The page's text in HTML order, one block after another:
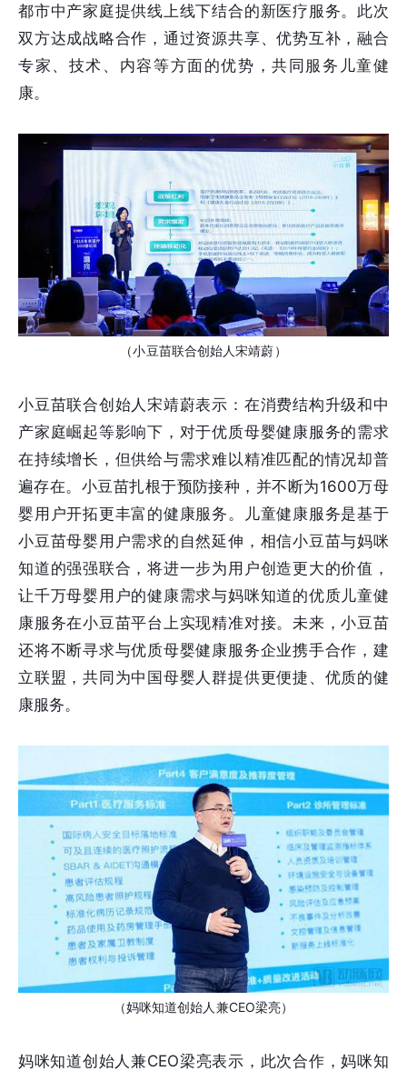
都市中产家庭提供线上线下结合的新医疗服务。此次
双方达成战略合作，通过资源共享、优势互补，融合
专家、技术、内容等方面的优势，共同服务儿童健
康。
（小豆苗联合创始人宋靖蔚）
小豆苗联合创始人宋靖蔚表示：在消费结构升级和中
产家庭崛起等影响下，对于优质母婴健康服务的需求
在持续增长，但供给与需求难以精准匹配的情况却普
遍存在。小豆苗扎根于预防接种，并不断为1600万母
婴用户开拓更丰富的健康服务。儿童健康服务是基于
小豆苗母婴用户需求的自然延伸，相信小豆苗与妈咪
知道的强强联合，将进一步为用户创造更大的价值，
让千万母婴用户的健康需求与妈咪知道的优质儿童健
康服务在小豆苗平台上实现精准对接。未来，小豆苗
还将不断寻求与优质母婴健康服务企业携手合作，建
立联盟，共同为中国母婴人群提供更便捷、优质的健
康服务。
（妈咪知道创始人兼CEO梁亮）
妈咪知道创始人兼CEO梁亮表示，此次合作，妈咪知